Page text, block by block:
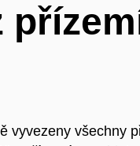
vyvezeny všechny